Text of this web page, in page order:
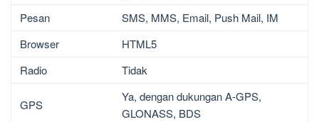
Pesan
SMS, MMS, Email, Push Mail, IM
Browser
HTML5
Radio
Tidak
GPS
Ya, dengan dukungan A-GPS,
GLONASS, BDS